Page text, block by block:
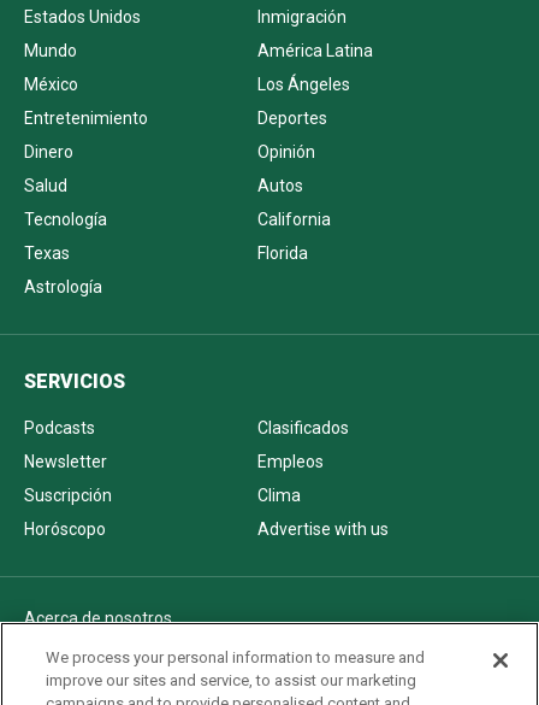
Estados Unidos
Inmigración
Mundo
América Latina
México
Los Ángeles
Entretenimiento
Deportes
Dinero
Opinión
Salud
Autos
Tecnología
California
Texas
Florida
Astrología
SERVICIOS
Podcasts
Clasificados
Newsletter
Empleos
Suscripción
Clima
Horóscopo
Advertise with us
Acerca de nosotros
Politica de privacidad
Pautas Editoriales
We process your personal information to measure and
improve our sites and service, to assist our marketing